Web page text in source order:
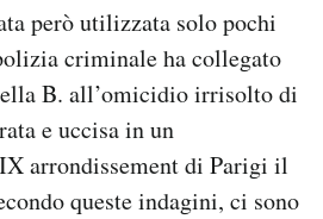
però utilizzata solo pochi
criminale ha collegato
B. all’omicidio irrisolto di
e uccisa in un
arrondissement di Parigi il
queste indagini, ci sono